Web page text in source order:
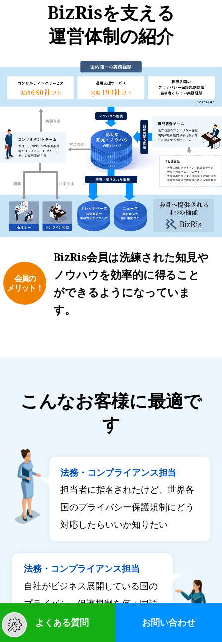
よくある質問 お問い合わせ
BizRisを支える
運営体制の紹介
会員の
メリット！
BizRis会員は洗練された知見や
ノウハウを効率的に得ること
ができるようになっていま
す。
こんなお客様に最適で
す
法務・コンプライアンス担当
担当者に指名されたけど、世界各
国のプライバシー保護規制にどう
対応したらいいか知りたい
法務・コンプライアンス担当
自社がビジネス展開している国の
プライバシー保護規制を何ヵ国語
にもわたって読んで理解するのは